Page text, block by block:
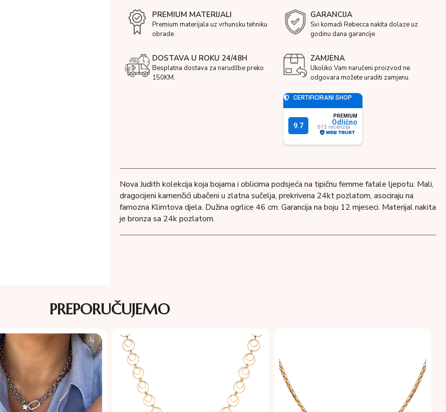
PREMIUM MATERIJALI
Premium materijala uz vrhunsku tehniku
obrade.
GARANCIJA
Svi komadi Rebecca nakita dolaze uz
godinu dana garancije.
DOSTAVA U ROKU 24/48H
Besplatna dostava za narudžbe preko
150KM.
ZAMJENA
Ukoliko Vam naručeni proizvod ne
odgovara možete uraditi zamjenu.
Nova Judith kolekcija koja bojama i oblicima podsjeća na tipičnu femme fatale ljepotu. Mali,
dragocijeni kamenčići ubačeni u zlatna sučelja, prekrivena 24kt pozlatom, asociraju na
famozna Klimtova djela. Dužina ogrlice 46 cm. Garancija na boju 12 mjeseci. Materijal nakita
je bronza sa 24k pozlatom.
PREPORUČUJEMO